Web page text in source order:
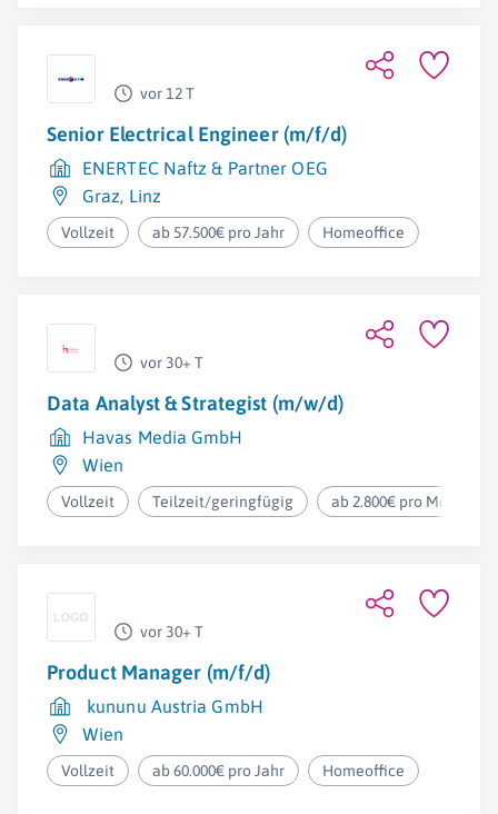
vor 12 T
Senior Electrical Engineer (m/f/d)
ENERTEC Naftz & Partner OEG
Graz, Linz
Vollzeit ab 57.500€ pro Jahr Homeoffice
vor 30+ T
Data Analyst & Strategist (m/w/d)
Havas Media GmbH
Wien
Vollzeit Teilzeit/geringfügig ab 2.800€ pro Monat
vor 30+ T
Product Manager (m/f/d)
kununu Austria GmbH
Wien
Vollzeit ab 60.000€ pro Jahr Homeoffice